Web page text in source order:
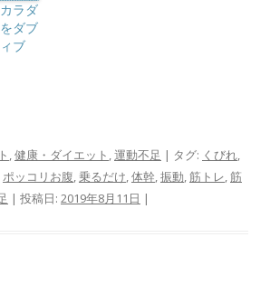
ラダ
ダブ
ブ
,健康・ダイエット ,運動不足 | タグ: くびれ,
ポッコリお腹,乗るだけ,体幹,振動,筋トレ,筋
| 投稿日: 2019年8月11日 |